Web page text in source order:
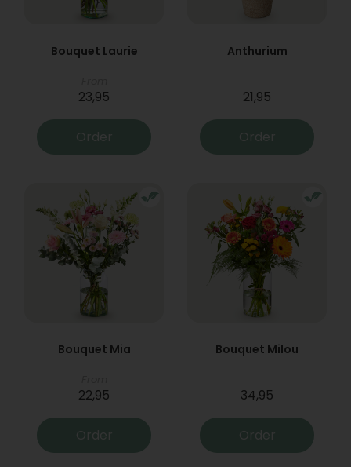
Bouquet Laurie
23,95
Order
Anthurium
21,95
Order
Bouquet Mia
22,95
Order
Bouquet Milou
34,95
Order